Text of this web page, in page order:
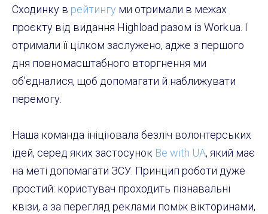
Сходинку в рейтингу ми отримали в межах
проєкту від видання Highload разом із Work.ua. І
отримали її цілком заслужено, адже з першого
дня повномасштабного вторгнення ми
об’єдналися, щоб допомагати й наближувати
перемогу.
Наша команда ініціювала безліч волонтерських
ідей, серед яких застосунок Be with UA, який має
на меті допомагати ЗСУ. Принцип роботи дуже
простий: користувач проходить пізнавальні
квізи, а за перегляд реклами поміж вікторинами,